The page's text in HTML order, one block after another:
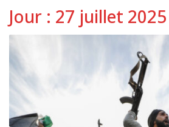
Jour : 27 juillet 2025